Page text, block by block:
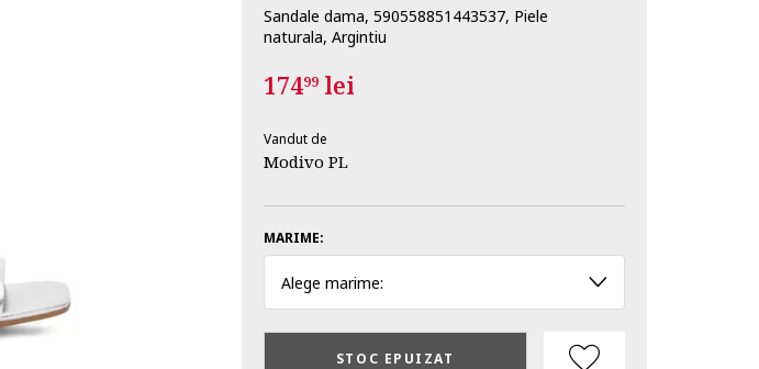
Sandale dama, 590558851443537, Piele
naturala, Argintiu
17499lei
Vandut de
Modivo PL
MARIME:
Alege marime:
STOC EPUIZAT